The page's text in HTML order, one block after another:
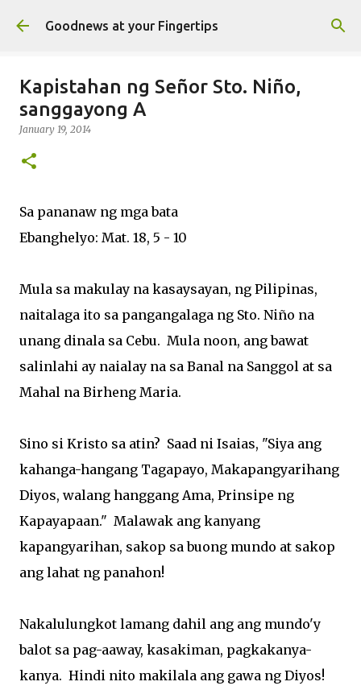
Skip to main content
Goodnews at your Fingertips
Kapistahan ng Señor Sto. Niño,
sanggayong A
January 19, 2014
Sa pananaw ng mga bata
Ebanghelyo: Mat. 18, 5 - 10
Mula sa makulay na kasaysayan, ng Pilipinas,
naitalaga ito sa pangangalaga ng Sto. Niño na
unang dinala sa Cebu. Mula noon, ang bawat
salinlahi ay naialay na sa Banal na Sanggol at sa
Mahal na Birheng Maria.
Sino si Kristo sa atin? Saad ni Isaias, "Siya ang
kahanga-hangang Tagapayo, Makapangyarihang
Diyos, walang hanggang Ama, Prinsipe ng
Kapayapaan." Malawak ang kanyang
kapangyarihan, sakop sa buong mundo at sakop
ang lahat ng panahon!
Nakalulungkot lamang dahil ang ang mundo'y
balot sa pag-aaway, kasakiman, pagkakanya-
kanya. Hindi nito makilala ang gawa ng Diyos!